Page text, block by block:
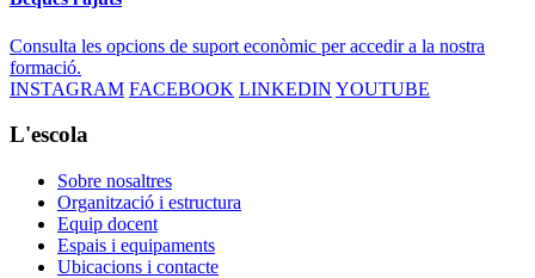
Consulta les opcions de suport econòmic per accedir a la nostra
formació.
INSTAGRAM FACEBOOK LINKEDIN YOUTUBE
L'escola
Sobre nosaltres
Organització i estructura
Equip docent
Espais i equipaments
Ubicacions i contacte